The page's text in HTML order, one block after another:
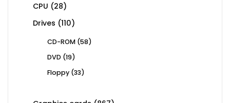
CPU 2828
products
Drives 110110
CD-ROM 5858
DVD 1919
Floppy 3333